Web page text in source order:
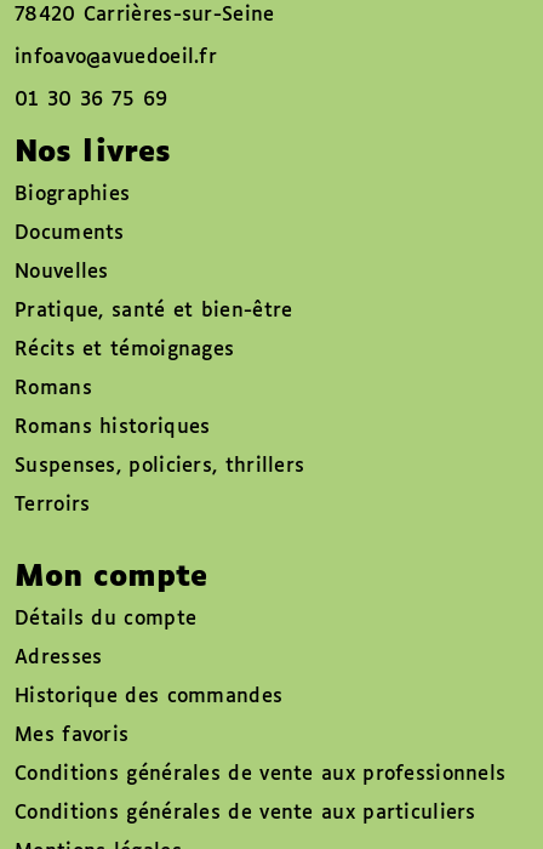
78420 Carrières-sur-Seine
infoavo@avuedoeil.fr
01 30 36 75 69
Nos livres
Biographies
Documents
Nouvelles
Pratique, santé et bien-être
Récits et témoignages
Romans
Romans historiques
Suspenses, policiers, thrillers
Terroirs
Mon compte
Détails du compte
Adresses
Historique des commandes
Mes favoris
Conditions générales de vente aux professionnels
Conditions générales de vente aux particuliers